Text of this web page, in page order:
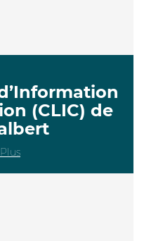
(CLIC) de